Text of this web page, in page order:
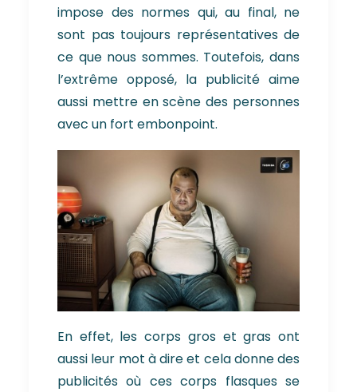
impose des normes qui, au final, ne
sont pas toujours représentatives de
ce que nous sommes. Toutefois, dans
l’extrême opposé, la publicité aime
aussi mettre en scène des personnes
avec un fort embonpoint.
En effet, les corps gros et gras ont
aussi leur mot à dire et cela donne des
publicités où ces corps flasques se